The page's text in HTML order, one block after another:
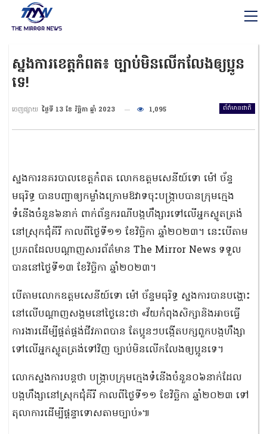
ស្នងការខេត្តកំពត៖ ច្បាប់មិនលើកលែងឲ្យប្អូន
ទេ!
ព័ត៌មានជាតិ
ចេញផ្សាយ ថ្ងៃទី 13 ខែ វិច្ឆិកា ឆ្នាំ 2023 1,095
ស្នងការនគរបាលខេត្តកំពត លោកឧត្ដមសេនីយ៍ទោ ម៉ៅ ច័ន្ទ
មធុរិទ្ធ បានបញ្ជាឲ្យកម្លាំងក្រោមឱវាទចុះបង្ក្រាបបានក្រុមក្មេង
ទំនើងចំនួន៦នាក់ ពាក់ព័ន្ធករណីបង្កហឹង្សារទៅលើអ្នកស្លូតត្រង់
នៅស្រុកជុំគីរី កាលពីថ្ងៃទី១១ ខែវិច្ឆិកា ឆ្នាំ២០២៣។ នេះបើតាម
ប្រភពដែលបណ្ដាញសារព័ត៌មាន The Mirror News ទទួល
បាននៅថ្ងៃទី១៣ ខែវិច្ឆិកា ឆ្នាំ២០២៣។
បើតាមលោកឧត្ដមសេនីយ៍ទោ ម៉ៅ ច័ន្ទមធុរិទ្ធ ស្នងការបានបង្ហោះ
នៅលើបណ្ដាញសង្គមនៅថ្ងៃនេះថា «វ័យកំពុងសិក្សានិងអាចធ្វើ
ការងារដើម្បីផ្គត់ផ្គង់ជីវភាពបាន តែប្អូនៗបង្កើតបក្សពួកបង្កហឹង្សា
ទៅលើអ្នកស្លូតត្រង់ទៅវិញ ច្បាប់មិនលើកលែងឲ្យប្អូនទេ។
លោកស្នងការបន្តថា បង្ក្រាបក្រុមក្មេងទំនើងចំនួន០៦នាក់ដែល
បង្កហឹង្សានៅស្រុកជុំគីរី កាលពីថ្ងៃទី១១ ខែវិច្ឆិកា ឆ្នាំ២០២៣ ទៅ
តុលាការដើម្បីផ្តន្ទាទោសតាមច្បាប់»៕